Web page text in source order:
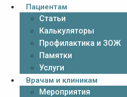
Пациентам
Статьи
Калькуляторы
Профилактика и ЗОЖ
Памятки
Услуги
Врачам и клиникам
Мероприятия